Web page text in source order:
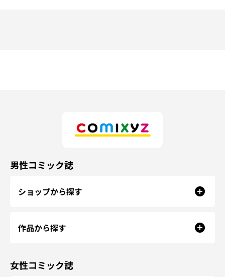
男性コミック誌
ショップから探す
作品から探す
女性コミック誌